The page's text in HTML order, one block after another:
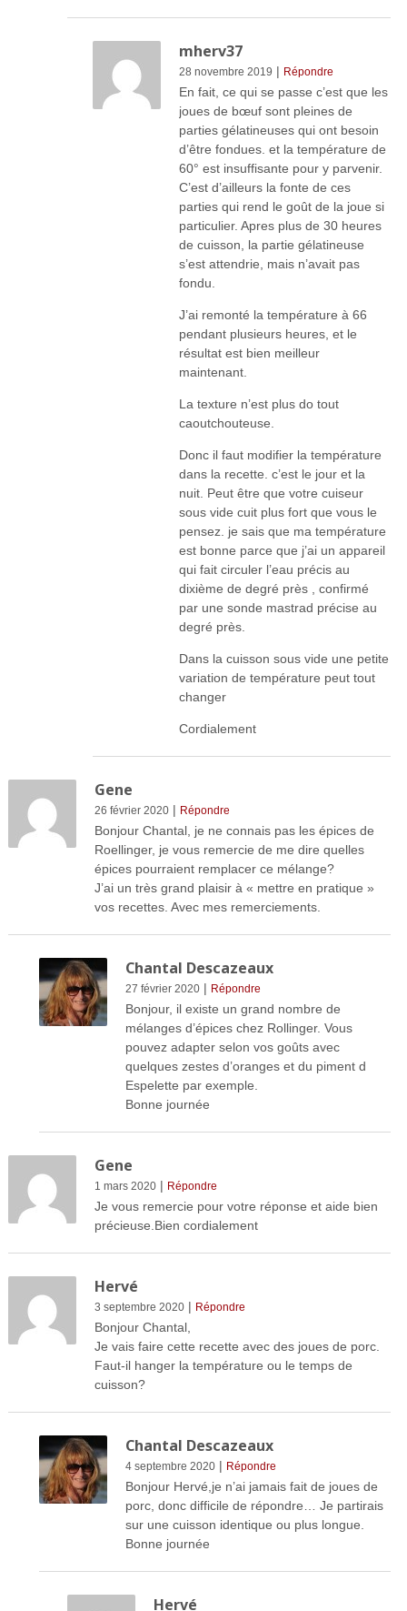
mherv37
28 novembre 2019 | Répondre
En fait, ce qui se passe c’est que les
joues de bœuf sont pleines de
parties gélatineuses qui ont besoin
d’être fondues. et la température de
60° est insuffisante pour y parvenir.
C’est d’ailleurs la fonte de ces
parties qui rend le goût de la joue si
particulier. Apres plus de 30 heures
de cuisson, la partie gélatineuse
s’est attendrie, mais n’avait pas
fondu.
J’ai remonté la température à 66
pendant plusieurs heures, et le
résultat est bien meilleur
maintenant.
La texture n’est plus do tout
caoutchouteuse.
Donc il faut modifier la température
dans la recette. c’est le jour et la
nuit. Peut être que votre cuiseur
sous vide cuit plus fort que vous le
pensez. je sais que ma température
est bonne parce que j’ai un appareil
qui fait circuler l’eau précis au
dixième de degré près , confirmé
par une sonde mastrad précise au
degré près.
Dans la cuisson sous vide une petite
variation de température peut tout
changer
Cordialement
Gene
26 février 2020| Répondre
Bonjour Chantal, je ne connais pas les épices de
Roellinger, je vous remercie de me dire quelles
épices pourraient remplacer ce mélange?
J’ai un très grand plaisir à « mettre en pratique »
vos recettes. Avec mes remerciements.
Chantal Descazeaux
27 février 2020| Répondre
Bonjour, il existe un grand nombre de
mélanges d’épices chez Rollinger. Vous
pouvez adapter selon vos goûts avec
quelques zestes d’oranges et du piment d
Espelette par exemple.
Bonne journée
Gene
1 mars 2020| Répondre
Je vous remercie pour votre réponse et aide bien
précieuse.Bien cordialement
Hervé
3 septembre 2020| Répondre
Bonjour Chantal,
Je vais faire cette recette avec des joues de porc.
Faut-il hanger la température ou le temps de
cuisson?
Chantal Descazeaux
4 septembre 2020| Répondre
Bonjour Hervé,je n’ai jamais fait de joues de
porc, donc difficile de répondre… Je partirais
sur une cuisson identique ou plus longue.
Bonne journée
Hervé